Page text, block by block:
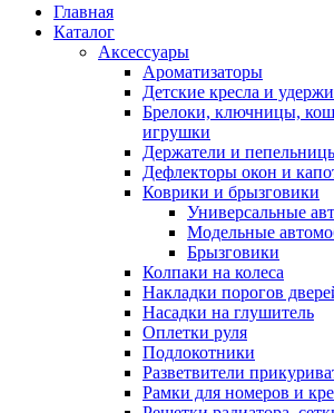
Главная
Каталог
Аксессуары
Ароматизаторы
Детские кресла и
Брелоки, ключницы,
игрушки
Держатели и
Дефлекторы окон и
Коврики и брызговики
Универсальные
Модельные
Брызговики
Колпаки на колеса
Накладки порогов
Насадки на глушитель
Оплетки руля
Подлокотники
Разветвители
Рамки для номеров и